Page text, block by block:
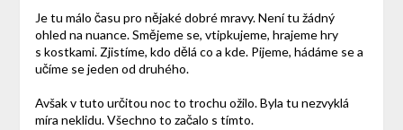
Je tu málo času pro nějaké dobré mravy. Není tu žádný
ohled na nuance. Smějeme se, vtipkujeme, hrajeme hry
s kostkami. Zjistíme, kdo dělá co a kde. Pijeme, hádáme se a
učíme se jeden od druhého.
Avšak v tuto určitou noc to trochu ožilo. Byla tu nezvyklá
míra neklidu. Všechno to začalo s tímto.